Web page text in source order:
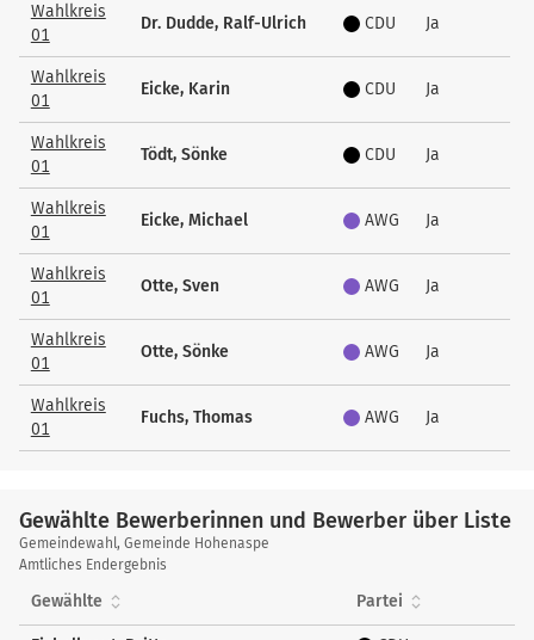
Wahlkreis
01
Dr. Dudde, Ralf-Ulrich CDU Ja
Wahlkreis
01
Eicke, Karin CDU Ja
Wahlkreis
01
Tödt, Sönke CDU Ja
Wahlkreis
01
Eicke, Michael AWG Ja
Wahlkreis
01
Otte, Sven AWG Ja
Wahlkreis
01
Otte, Sönke AWG Ja
Wahlkreis
01
Fuchs, Thomas AWG Ja
Gewählte Bewerberinnen und Bewerber über Liste
Gewählte
Bewerberinnen
und
Gemeindewahl, Gemeinde Hohenaspe
Amtliches Endergebnis
Gewählte Partei